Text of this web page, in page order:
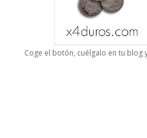
Coge el botón, cuélgalo en tu blog y